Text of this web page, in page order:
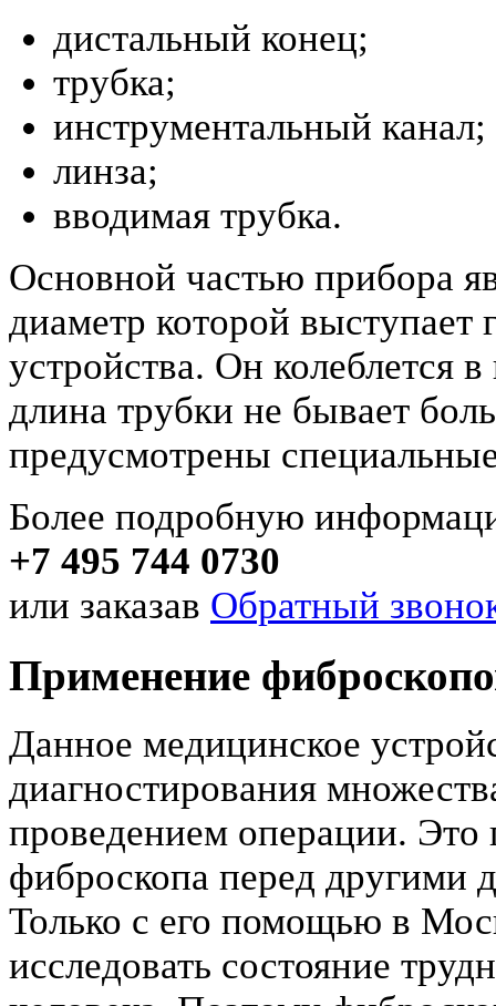
дистальный конец;
трубка;
инструментальный канал;
линза;
вводимая трубка.
Основной частью прибора
диаметр которой выступает
устройства. Он колеблется
длина трубки не бывает
предусмотрены
Более подробную
+7 495 744 0730
или заказав Обратный
Применение
Данное медицинское
диагностирования
проведением операции. Это
фиброскопа перед другими
Только с его помощью в
исследовать состояние